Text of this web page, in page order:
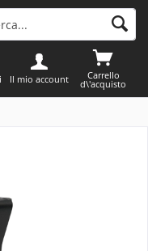
Carrello
d\'acquisto
Il mio account